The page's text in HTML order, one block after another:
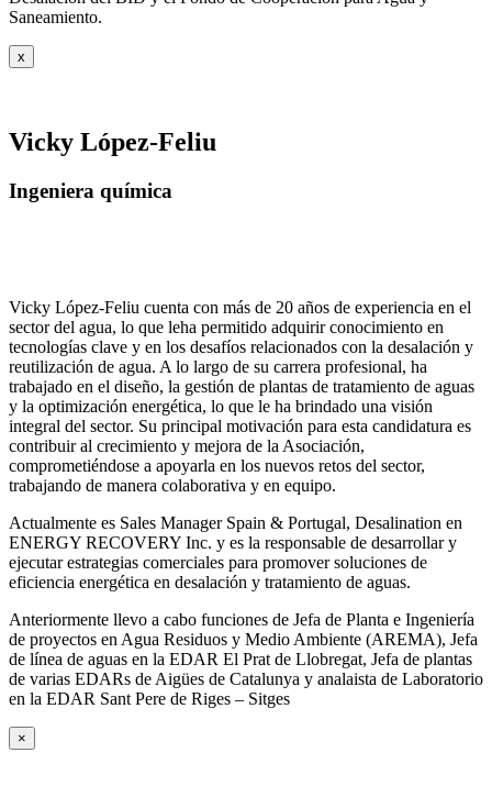
Saneamiento.
x
Vicky López-Feliu
Ingeniera química
Vicky López-Feliu cuenta con más de 20 años de experiencia en el
sector del agua, lo que leha permitido adquirir conocimiento en
tecnologías clave y en los desafíos relacionados con la desalación y
reutilización de agua. A lo largo de su carrera profesional, ha
trabajado en el diseño, la gestión de plantas de tratamiento de aguas
y la optimización energética, lo que le ha brindado una visión
integral del sector. Su principal motivación para esta candidatura es
contribuir al crecimiento y mejora de la Asociación,
comprometiéndose a apoyarla en los nuevos retos del sector,
trabajando de manera colaborativa y en equipo.
Actualmente es Sales Manager Spain & Portugal, Desalination en
ENERGY RECOVERY Inc. y es la responsable de desarrollar y
ejecutar estrategias comerciales para promover soluciones de
eficiencia energética en desalación y tratamiento de aguas.
Anteriormente llevo a cabo funciones de Jefa de Planta e Ingeniería
de proyectos en Agua Residuos y Medio Ambiente (AREMA), Jefa
de línea de aguas en la EDAR El Prat de Llobregat, Jefa de plantas
de varias EDARs de Aigües de Catalunya y analaista de Laboratorio
en la EDAR Sant Pere de Riges – Sitges
×